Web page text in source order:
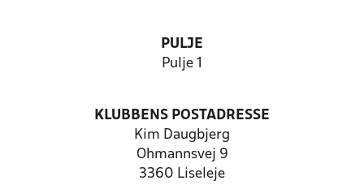
PULJE
Pulje 1
KLUBBENS POSTADRESSE
Kim Daugbjerg
Ohmannsvej 9
3360 Liseleje